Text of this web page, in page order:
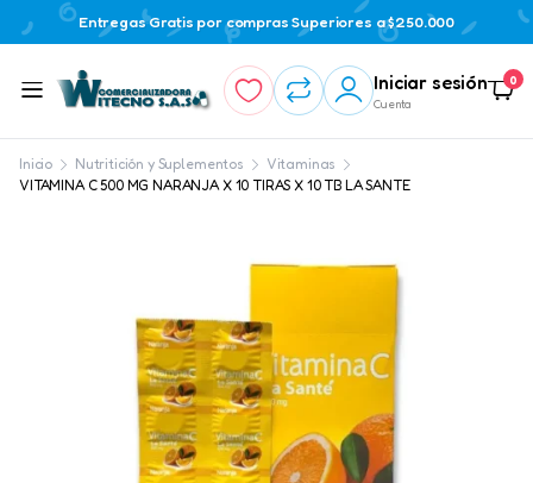
Entregas Gratis por compras Superiores a $250.000
Iniciar sesión
Cuenta
0
Inicio Nutritición y Suplementos
Vitaminas
VITAMINA C 500 MG NARANJA X 10 TIRAS X 10 TB LA SANTE